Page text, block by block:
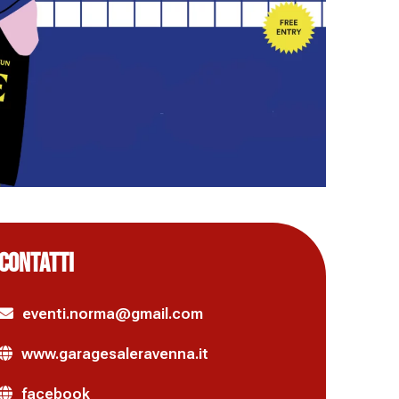
eventi.norma@gmail.com
www.garagesaleravenna.it
facebook